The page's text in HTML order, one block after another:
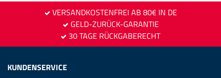
VERSANDKOSTENFREI AB 80€ IN DE
GELD-ZURÜCK-GARANTIE
30 TAGE RÜCKGABERECHT
KUNDENSERVICE